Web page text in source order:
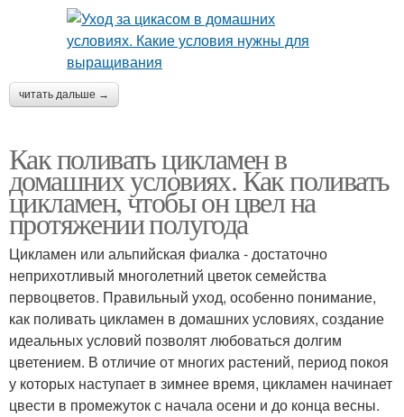
читать дальше →
Как поливать цикламен в
домашних условиях. Как поливать
цикламен, чтобы он цвел на
протяжении полугода
Цикламен или альпийская фиалка - достаточно
неприхотливый многолетний цветок семейства
первоцветов. Правильный уход, особенно понимание,
как поливать цикламен в домашних условиях, создание
идеальных условий позволят любоваться долгим
цветением. В отличие от многих растений, период покоя
у которых наступает в зимнее время, цикламен начинает
цвести в промежуток с начала осени и до конца весны.